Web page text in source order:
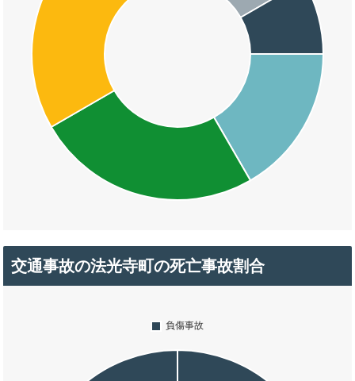
交通事故の法光寺町の死亡事故割合